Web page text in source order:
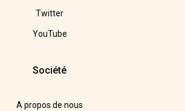
Twitter
YouTube
Société
A propos de nous